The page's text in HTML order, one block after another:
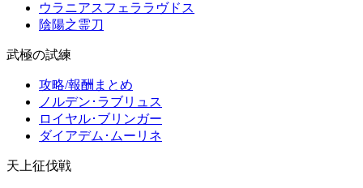
ウラニアスフェララヴドス
陰陽之霊刀
武極の試練
攻略/報酬まとめ
ノルデン･ラブリュス
ロイヤル･ブリンガー
ダイアデム･ムーリネ
天上征伐戦